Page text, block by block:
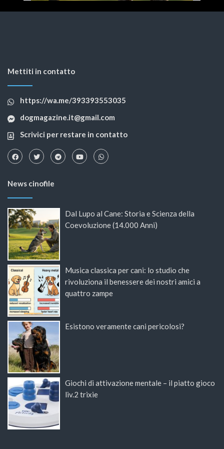
Mettiti in contatto
https://wa.me/393393553035
dogmagazine.it@gmail.com
Scrivici per restare in contatto
News cinofile
Dal Lupo al Cane: Storia e Scienza della
Coevoluzione (14.000 Anni)
Musica classica per cani: lo studio che
rivoluziona il benessere dei nostri amici a
quattro zampe
Esistono veramente cani pericolosi?
Giochi di attivazione mentale – il piatto gioco
liv.2 trixie